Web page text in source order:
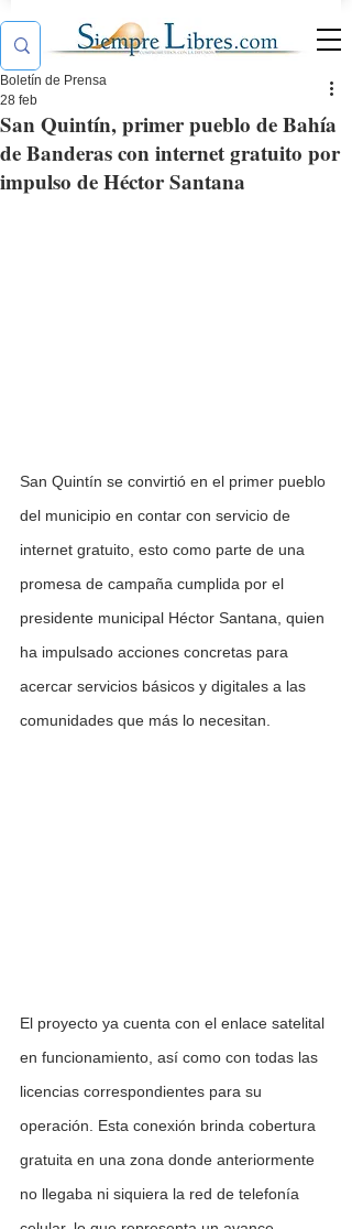
San Quintín, primer pueblo de Bahía
de Banderas con internet gratuito por
impulso de Héctor Santana
Boletín de Prensa
28 feb
San Quintín se convirtió en el primer pueblo
del municipio en contar con servicio de
internet gratuito, esto como parte de una
promesa de campaña cumplida por el
presidente municipal Héctor Santana, quien
ha impulsado acciones concretas para
acercar servicios básicos y digitales a las
comunidades que más lo necesitan.
El proyecto ya cuenta con el enlace satelital
en funcionamiento, así como con todas las
licencias correspondientes para su
operación. Esta conexión brinda cobertura
gratuita en una zona donde anteriormente
no llegaba ni siquiera la red de telefonía